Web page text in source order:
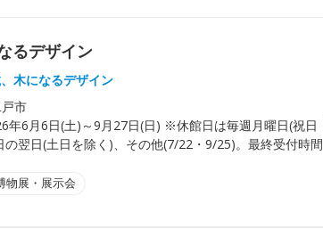
るデザイン
木になるデザイン
市
年6月6日(土)～9月27日(日) ※休館日は毎週月曜日(祝日
の翌日(土日を除く)、その他(7/22・9/25)。最終受付時間
物展・展示会